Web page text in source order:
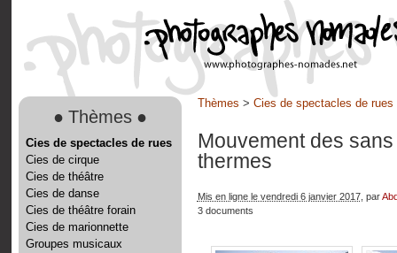
● Thèmes ●
Cies de spectacles de rues
Cies de cirque
Cies de théâtre
Cies de danse
Cies de théâtre forain
Cies de marionnette
Groupes musicaux
Thèmes > Cies de spectacles de rues
Mouvement des
thermes
Mis en ligne le vendredi 6 janvier 2017, par
3 documents